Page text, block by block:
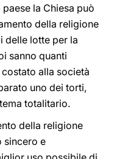
la Chiesa può
della religione
delle lotte per la
sanno quanti
alla società
uno dei torti,
totalitario.
della religione
sincero e